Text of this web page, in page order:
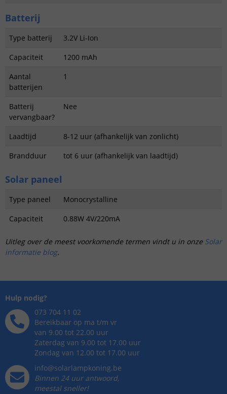
Batterij
Type batterij
3.2V Li-Ion
Capaciteit
1200 mAh
Aantal
batterijen
1
Batterij
vervangbaar?
Nee
Laadtijd
8-12 uur (afhankelijk van zonlicht)
Brandduur
tot 6 uur (afhankelijk van laadtijd)
Solar paneel
Type paneel
Monocrystalline
Capaciteit
0.88W 4V/220mA
Uitleg over de meest voorkomende termen vindt u in onze Solar
informatie blog.
Hulp nodig?
073 704 11 02
Bereikbaar op ma t/m vr
van 9.00 tot 22.00 uur
Zaterdag van 9.00 tot 17.00 uur
Zondag van 12.00 tot 17.00 uur
info@solarlampkoning.be
Binnen 24 uur antwoord,
meestal sneller!